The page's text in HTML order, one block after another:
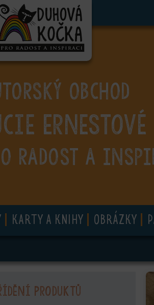
OBCHOD
Ernestové
RADOST A
KARTY A KNIHY OBRÁZKY
produktů